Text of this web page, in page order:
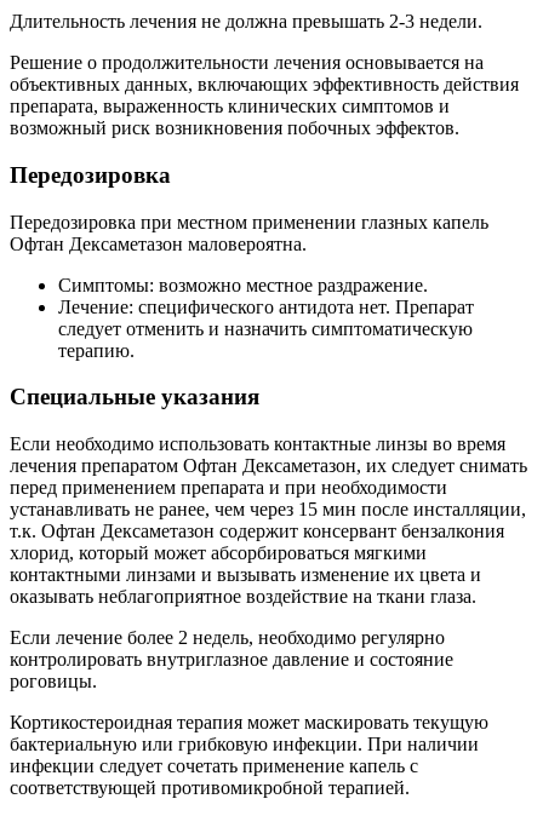
Длительность лечения не должна превышать 2-3 недели.
Решение о продолжительности лечения основывается на
объективных данных, включающих эффективность действия
препарата, выраженность клинических симптомов и
возможный риск возникновения побочных эффектов.
Передозировка
Передозировка при местном применении глазных капель
Офтан Дексаметазон маловероятна.
Симптомы: возможно местное раздражение.
Лечение: специфического антидота нет. Препарат
следует отменить и назначить симптоматическую
терапию.
Специальные указания
Если необходимо использовать контактные линзы во время
лечения препаратом Офтан Дексаметазон, их следует снимать
перед применением препарата и при необходимости
устанавливать не ранее, чем через 15 мин после инсталляции,
т.к. Офтан Дексаметазон содержит консервант бензалкония
хлорид, который может абсорбироваться мягкими
контактными линзами и вызывать изменение их цвета и
оказывать неблагоприятное воздействие на ткани глаза.
Если лечение более 2 недель, необходимо регулярно
контролировать внутриглазное давление и состояние
роговицы.
Кортикостероидная терапия может маскировать текущую
бактериальную или грибковую инфекции. При наличии
инфекции следует сочетать применение капель с
соответствующей противомикробной терапией.